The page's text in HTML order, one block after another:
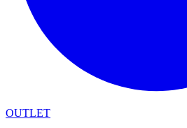
OUTLET